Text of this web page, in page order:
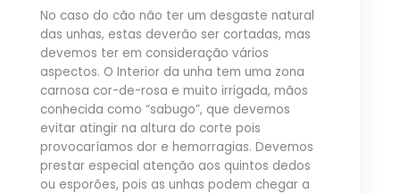
No caso do cão não ter um desgaste natural
das unhas, estas deverão ser cortadas, mas
devemos ter em consideração vários
aspectos. O Interior da unha tem uma zona
carnosa cor-de-rosa e muito irrigada, mãos
conhecida como “sabugo”, que devemos
evitar atingir na altura do corte pois
provocaríamos dor e hemorragias. Devemos
prestar especial atenção aos quintos dedos
ou esporões, pois as unhas podem chegar a